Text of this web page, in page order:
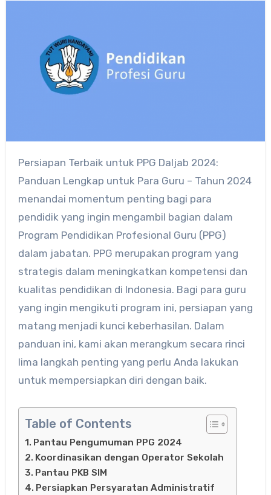
Persiapan Terbaik untuk PPG Daljab 2024:
Panduan Lengkap untuk Para Guru – Tahun 2024
menandai momentum penting bagi para
pendidik yang ingin mengambil bagian dalam
Program Pendidikan Profesional Guru (PPG)
dalam jabatan. PPG merupakan program yang
strategis dalam meningkatkan kompetensi dan
kualitas pendidikan di Indonesia. Bagi para guru
yang ingin mengikuti program ini, persiapan yang
matang menjadi kunci keberhasilan. Dalam
panduan ini, kami akan merangkum secara rinci
lima langkah penting yang perlu Anda lakukan
untuk mempersiapkan diri dengan baik.
Table of Contents
Pantau Pengumuman PPG 2024
Koordinasikan dengan Operator Sekolah
Pantau PKB SIM
Persiapkan Persyaratan Administratif